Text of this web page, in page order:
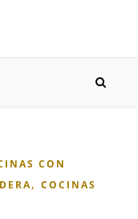
CON
, COCINAS